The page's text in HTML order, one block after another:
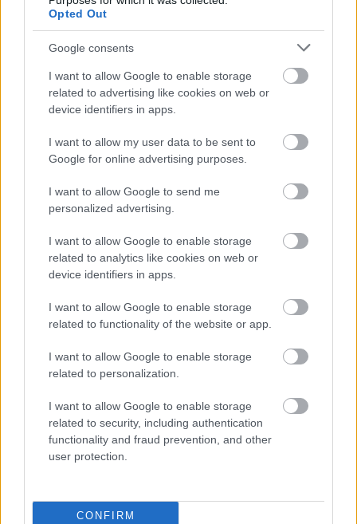
Opted Out
Google consents
I want to allow Google to enable storage
related to advertising like cookies on web or
device identifiers in apps.
I want to allow my user data to be sent to
Google for online advertising purposes.
I want to allow Google to send me
personalized advertising.
I want to allow Google to enable storage
related to analytics like cookies on web or
device identifiers in apps.
I want to allow Google to enable storage
related to functionality of the website or app.
I want to allow Google to enable storage
related to personalization.
I want to allow Google to enable storage
related to security, including authentication
functionality and fraud prevention, and other
user protection.
CONFIRM
Ahogy tavaszodik és a nap egyre tovább marad velünk, sokaknak
támad kedve kirándulni a természetbe.
Szólj hozzá!
ÖRÖMHÍR: TÍZ ÉVE NEM VOLT ILYEN ALACSONY AZ
Júliusban mindössze 1,2 százalékkal emelkedtek éves
már csökkent.